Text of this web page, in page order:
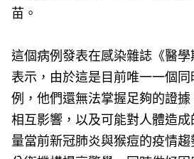
苗。
這個病例發表在感染雜誌《醫
表示，由於這是目前唯一一個
例，他們還無法掌握足夠的證
相互影響，以及可能對人體造
量當前新冠肺炎與猴痘的疫情